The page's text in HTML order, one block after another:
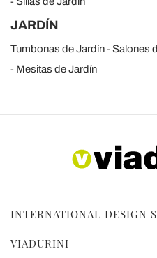
JARDÍN
Tumbonas de Jardín Salones
Mesitas de Jardín
INTERNATIONAL DESIGN
VIADURINI